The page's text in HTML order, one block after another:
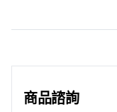
商品諮詢